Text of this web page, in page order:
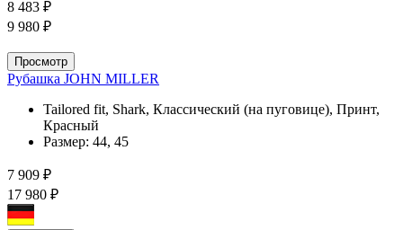
8 483 ₽
9 980 ₽
Просмотр
Рубашка JOHN MILLER
Tailored fit, Shark, Классический (на пуговице), Принт,
Красный
Размер: 44, 45
7 909 ₽
17 980 ₽